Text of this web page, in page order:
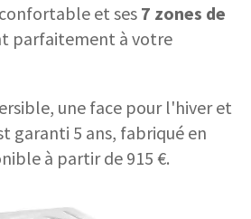
et ses 7 zones de
parfaitement à votre
une face pour l'hiver et
garanti 5 ans, fabriqué en
à partir de 915 €.